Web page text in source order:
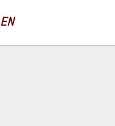
EN